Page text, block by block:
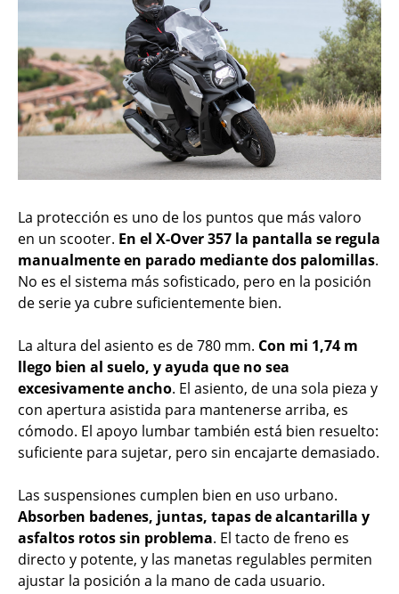
La protección es uno de los puntos que más valoro
en un scooter. En el X-Over 357 la pantalla se regula
manualmente en parado mediante dos palomillas.
No es el sistema más sofisticado, pero en la posición
de serie ya cubre suficientemente bien.
La altura del asiento es de 780 mm. Con mi 1,74 m
llego bien al suelo, y ayuda que no sea
excesivamente ancho. El asiento, de una sola pieza y
con apertura asistida para mantenerse arriba, es
cómodo. El apoyo lumbar también está bien resuelto:
suficiente para sujetar, pero sin encajarte demasiado.
Las suspensiones cumplen bien en uso urbano.
Absorben badenes, juntas, tapas de alcantarilla y
asfaltos rotos sin problema. El tacto de freno es
directo y potente, y las manetas regulables permiten
ajustar la posición a la mano de cada usuario.